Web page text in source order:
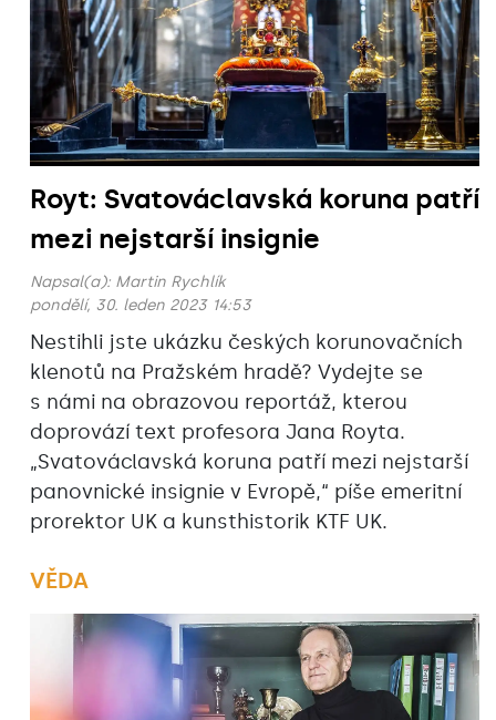
Royt: Svatováclavská koruna patří
mezi nejstarší insignie
Napsal(a): Martin Rychlík
pondělí, 30. leden 2023 14:53
Nestihli jste ukázku českých korunovačních
klenotů na Pražském hradě? Vydejte se
s námi na obrazovou reportáž, kterou
doprovází text profesora Jana Royta.
„Svatováclavská koruna patří mezi nejstarší
panovnické insignie v Evropě,“ píše emeritní
prorektor UK a kunsthistorik KTF UK.
VĚDA